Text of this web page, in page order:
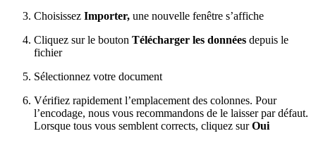
Choisissez Importer, une nouvelle fenêtre s’affiche
Cliquez sur le bouton Télécharger les données depuis le
fichier
Sélectionnez votre document
Vérifiez rapidement l’emplacement des colonnes. Pour
l’encodage, nous vous recommandons de le laisser par défaut.
Lorsque tous vous semblent corrects, cliquez surOui